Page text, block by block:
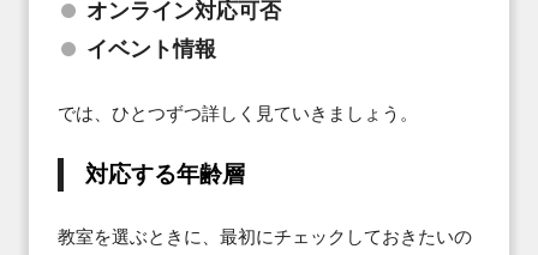
オンライン対応可否
イベント情報
では、ひとつずつ詳しく見ていきましょう。
対応する年齢層
教室を選ぶときに、最初にチェックしておきたいの